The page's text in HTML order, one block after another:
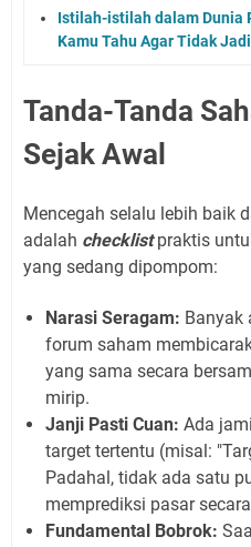
Istilah-istilah dalam Dunia
Kamu Tahu Agar Tidak
Tanda-Tanda
Sejak Awal
Mencegah selalu lebih baik
adalah checklistpraktis
yang sedang dipompom:
Narasi Seragam: Banyak
forum saham
yang sama secara
mirip.
Janji Pasti Cuan: Ada
target tertentu (misal:
Padahal, tidak ada satu
memprediksi pasar
Fundamental Bobrok: